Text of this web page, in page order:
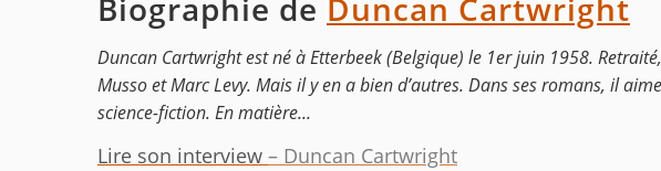
Biographie de Duncan Cartwright
Duncan Cartwright est né à Etterbeek (Belgique) le 1er juin 1958.
Musso et Marc Levy. Mais il y en a bien d’autres. Dans ses romans, il
science-fiction. En matière...
Lire son interview – Duncan Cartwright